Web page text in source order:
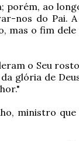
porém, ao
nos do Pai.
mas o fim
o Seu
glória de
ministro